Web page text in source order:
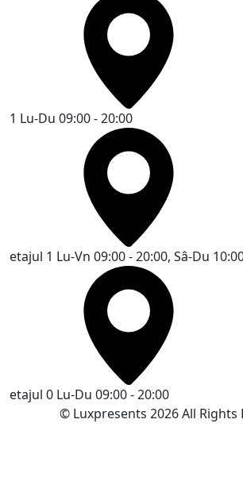
1 Lu-Du 09:00 - 20:00
etajul 1 Lu-Vn 09:00 - 20:00, Sâ-Du
etajul 0 Lu-Du 09:00 - 20:00
© Luxpresents 2026 All Rights